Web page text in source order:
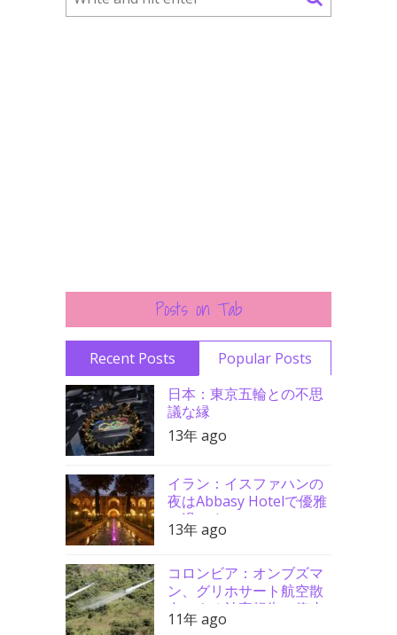
Posts on Tab
Recent Posts
Popular Posts
日本：東京五輪との不思
議な縁
13年 ago
イラン：イスファハンの
夜はAbbasy Hotelで優雅
に過ごす
13年 ago
コロンビア：オンブズマ
ン、グリホサート航空散
布による被害報告と停止
要請支持
11年 ago